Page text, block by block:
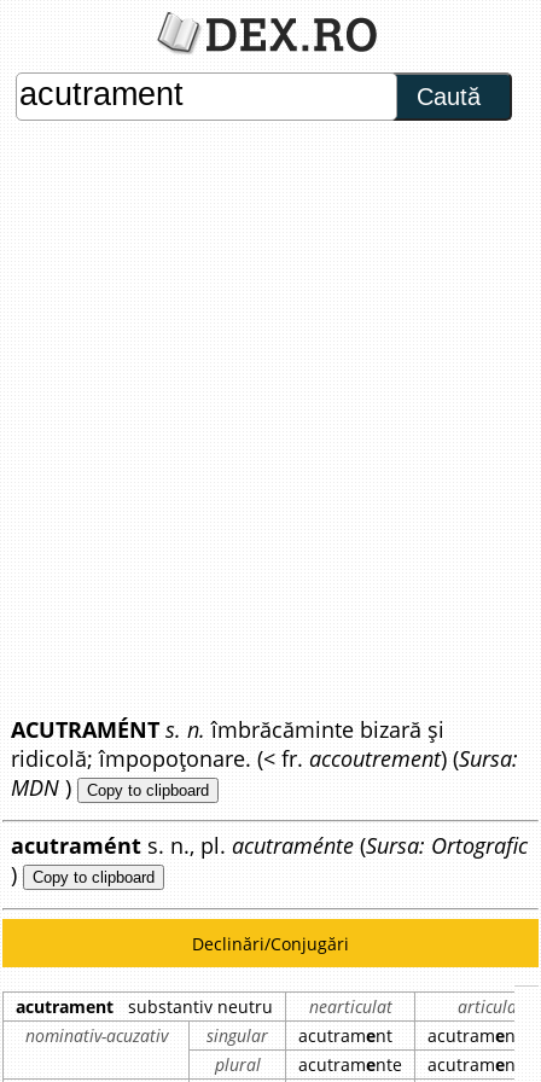
Caută
ACUTRAMÉNT s. n. îmbrăcăminte bizară și
ridicolă; împopoțonare. (< fr.accoutrement) (Sursa:
MDN ) Copy to clipboard
acutramént s. n., pl.acutraménte (Sursa: Ortografic
) Copy to clipboard
Declinări/Conjugări
acutrament substantiv neutru nearticulat
articulat
nominativ-acuzativ
singular acutrament acutramentul
plural
acutramente acutrame